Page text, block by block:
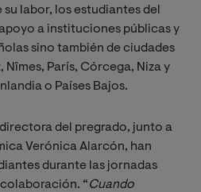
labor, los estudiantes del
a instituciones públicas y
sino también de ciudades
París, Córcega, Niza y
o Países Bajos.
directora del pregrado, junto a
Verónica Alarcón, han
durante las jornadas
“Cuando